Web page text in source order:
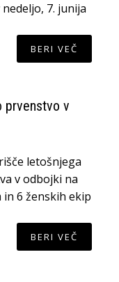
7. junija
BERI VEČ
prvenstvo v
letošnjega
v odbojki na
in 6 ženskih ekip
BERI VEČ